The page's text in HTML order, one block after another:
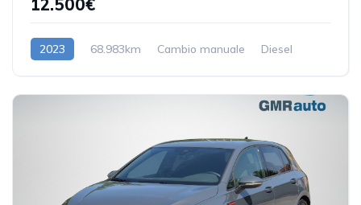
12.500€
2023 68.983km Cambio manuale Diesel